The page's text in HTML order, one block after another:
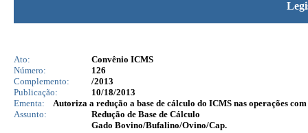
Ato:
Convênio ICMS
Número:
126
Complemento:
/2013
Publicação:
10/18/2013
Ementa:
Autoriza a redução a base de cálculo do ICMS nas operações
Assunto:
Redução de Base de Cálculo
Gado Bovino/Bufalino/Ovino/Cap.